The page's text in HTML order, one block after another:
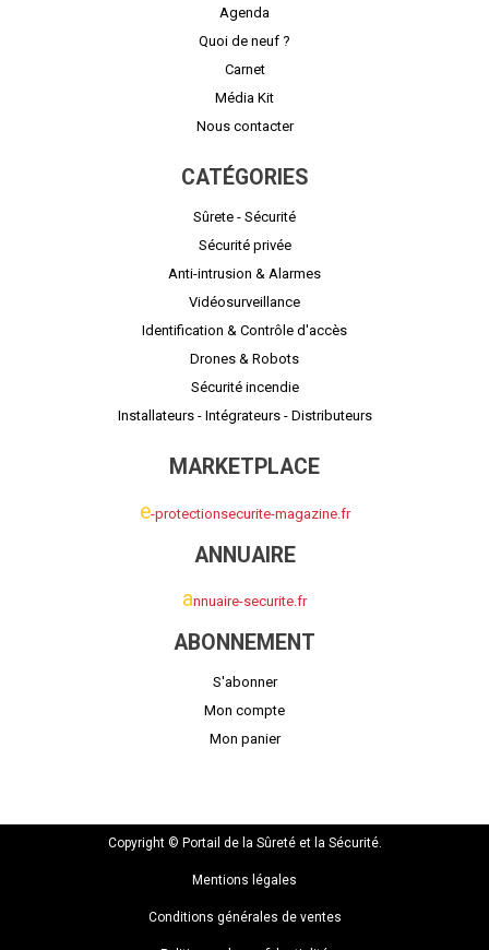
Agenda
Quoi de neuf ?
Carnet
Média Kit
Nous contacter
CATÉGORIES
Sûrete - Sécurité
Sécurité privée
Anti-intrusion & Alarmes
Vidéosurveillance
Identification & Contrôle d'accès
Drones & Robots
Sécurité incendie
Installateurs - Intégrateurs - Distributeurs
MARKETPLACE
e-protectionsecurite-magazine.fr
ANNUAIRE
annuaire-securite.fr
ABONNEMENT
S'abonner
Mon compte
Mon panier
Copyright © Portail de la Sûreté et la Sécurité.
Mentions légales
Conditions générales de ventes